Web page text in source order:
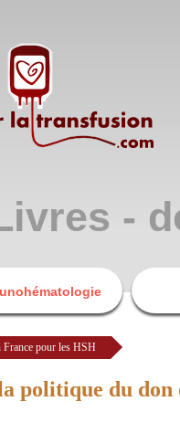
-
France pour les HSH
politique du don